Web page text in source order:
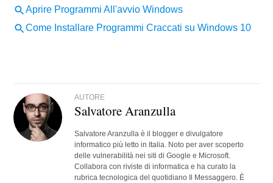
AUTORE
Salvatore Aranzulla
Salvatore Aranzulla è il blogger e divulgatore
informatico più letto in Italia. Noto per aver scoperto
delle vulnerabilità nei siti di Google e Microsoft.
Collabora con riviste di informatica e ha curato la
rubrica tecnologica del quotidiano Il Messaggero. È